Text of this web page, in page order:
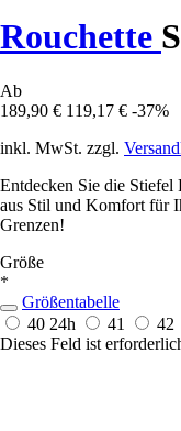
Rouchette
Ab
189,90 € 119,17 € -37%
inkl. MwSt. zzgl.
Entdecken Sie die
aus Stil und Komfort für
Grenzen!
Größe
*
Größentabelle
40 24h 41 42
Dieses Feld ist